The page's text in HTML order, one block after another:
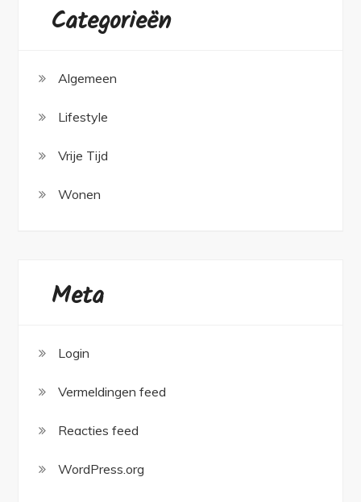
Categorieën
Algemeen
Lifestyle
Vrije Tijd
Wonen
Meta
Login
Vermeldingen feed
Reacties feed
WordPress.org